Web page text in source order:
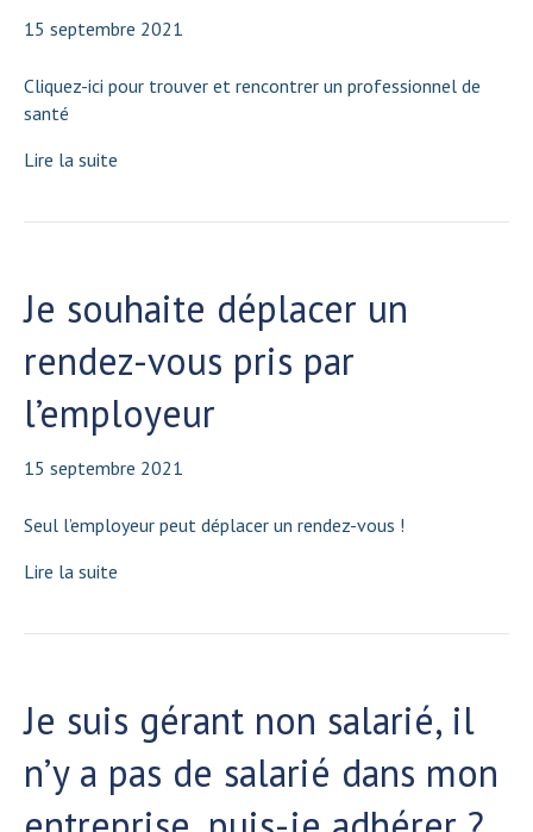
15 septembre 2021
Cliquez-ici pour trouver et rencontrer un professionnel de
santé
Lire la suite
Je souhaite déplacer un
rendez-vous pris par
l’employeur
15 septembre 2021
Seul l’employeur peut déplacer un rendez-vous !
Lire la suite
Je suis gérant non salarié, il
n’y a pas de salarié dans mon